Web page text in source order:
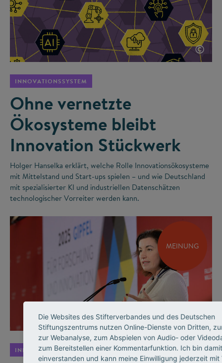
©
INNOVATIONSSYSTEM
Ohne vernetzte
Ökosysteme bleibt
Innovation Stückwerk
Holger Hanselka erklärt, welche Rolle Innovationsökosysteme
mit Mittelstand und Start-ups spielen – und wie Deutschland
mit spezialisierter KI und industriellen Datenschätzen
technologischer Vorreiter werden kann.
MEINUNG
©
INNOVATIONSSYSTEM
Die Websites des Stifterverbandes und des Deutschen
Stiftungszentrums nutzen Online-Dienste von Dritten,
zur Webanalyse, zum Abspielen von Audio- oder
zum Bereitstellen einer Kommentarfunktion. Ich bin damit
einverstanden und kann meine Einwilligung jederzeit mit